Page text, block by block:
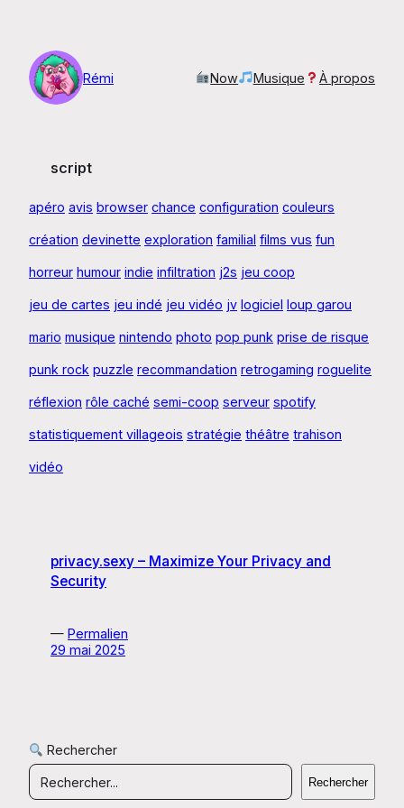
contenu
Rémi
Now Musique À propos
script
apéro avis browser chance configuration couleurs
création devinette exploration familial films vus fun
horreur humour indie infiltration j2s jeu coop
jeu de cartes jeu indé jeu vidéo jv logiciel loup garou
mario musique nintendo photo pop punk prise de risque
punk rock puzzle recommandation retrogaming roguelite
réflexion rôle caché semi-coop serveur spotify
statistiquement villageois stratégie théâtre trahison
vidéo
privacy.sexy – Maximize Your Privacy and
Security
— Permalien
29 mai 2025
Rechercher
Rechercher